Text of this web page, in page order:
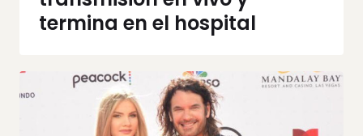
termina en el hospital